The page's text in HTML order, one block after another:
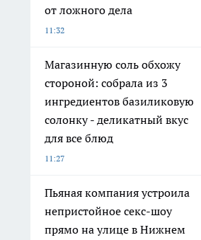
от ложного дела
11:32
Магазинную соль обхожу
стороной: собрала из 3
ингредиентов базиликовую
солонку - деликатный вкус
для все блюд
11:27
Пьяная компания устроила
непристойное секс-шоу
прямо на улице в Нижнем